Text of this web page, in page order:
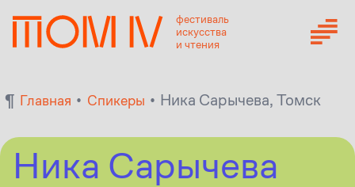
фестиваль
искусства
и чтения
¶ Главная • Спикеры • Ника Сарычева, Томск
Ника Сарычева